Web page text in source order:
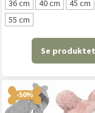
36 cm 40 cm 45 cm
55 cm
Se produktet
-50%